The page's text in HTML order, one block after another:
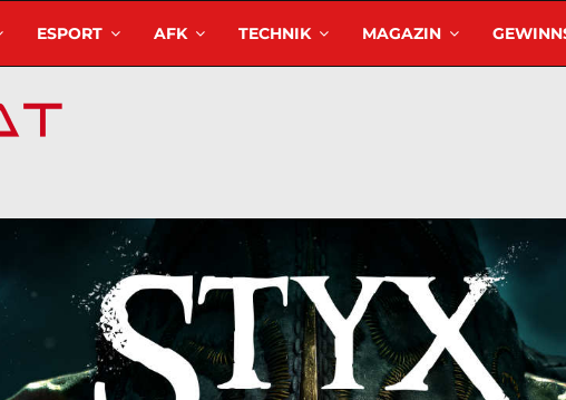
ESPORT AFK TECHNIK MAGAZIN